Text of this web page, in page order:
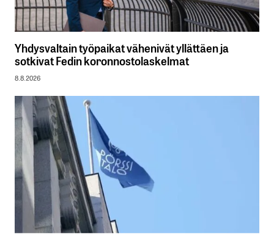
Yhdysvaltain työpaikat vähenivät yllättäen ja
sotkivat Fedin koronnostolaskelmat
8.8.2026